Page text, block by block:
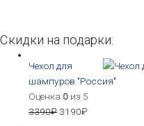
Скидки на подарки:
Чехол для
шампуров "Россия"
Оценка 0 из 5
3390₽ 3190₽